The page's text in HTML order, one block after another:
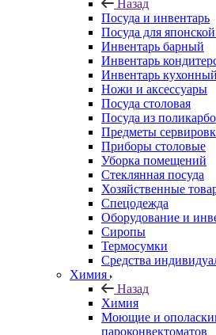
Назад
Посуда и инвентарь
Посуда для
Инвентарь барный
Инвентарь
Инвентарь кухонный
Ножи и аксессуары
Посуда столовая
Посуда из
Предметы
Приборы столовые
Уборка помещений
Стеклянная посуда
Хозяйственные
Спецодежда
Оборудование и
Сиропы
Термосумки
Средства
Химия
Назад
Химия
Моющие и
пароконвектоматов